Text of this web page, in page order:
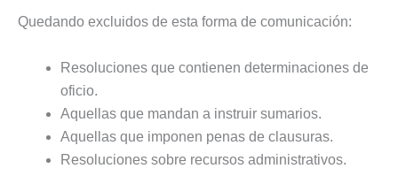
Quedando excluidos de esta forma de comunicación:
Resoluciones que contienen determinaciones de
oficio.
Aquellas que mandan a instruir sumarios.
Aquellas que imponen penas de clausuras.
Resoluciones sobre recursos administrativos.